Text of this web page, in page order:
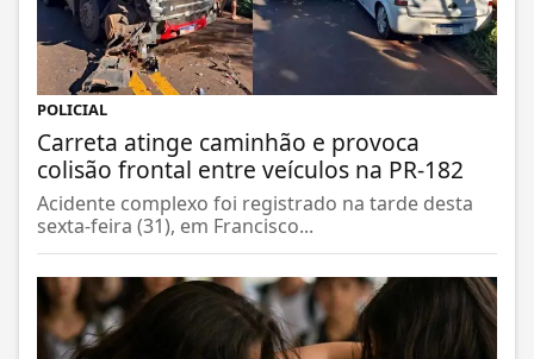
POLICIAL
Carreta atinge caminhão e provoca
colisão frontal entre veículos na PR-182
Acidente complexo foi registrado na tarde desta
sexta-feira (31), em Francisco...